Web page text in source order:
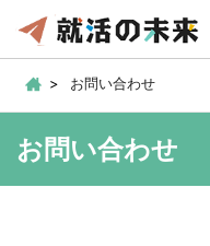
お問い合わせ
お問い合わせ